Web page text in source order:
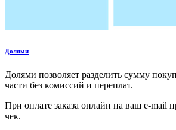
Долями
Долями позволяет разделить сумму
части без комиссий и переплат.
При оплате заказа онлайн на ваш e-mail
чек.